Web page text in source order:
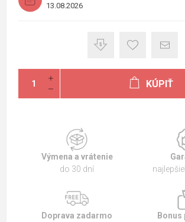
13.08.2026
KÚPIŤ
Výmena a vrátenie
do 30 dní
Doprava zadarmo
Bonus